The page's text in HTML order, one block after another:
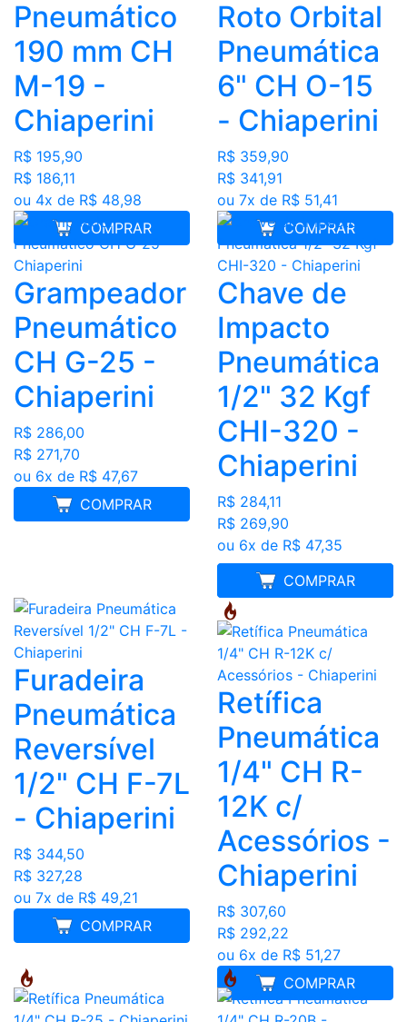
Pneumático
190 mm CH
M-19 -
Chiaperini
R$ 195,90
R$ 186,11
ou 4x de R$ 48,98
COMPRAR
Roto Orbital
Pneumática
6" CH O-15
- Chiaperini
R$ 359,90
R$ 341,91
ou 7x de R$ 51,41
COMPRAR
Grampeador
Pneumático
CH G-25 -
Chiaperini
R$ 286,00
R$ 271,70
ou 6x de R$ 47,67
COMPRAR
Chave de
Impacto
Pneumática
1/2" 32 Kgf
CHI-320 -
Chiaperini
R$ 284,11
R$ 269,90
ou 6x de R$ 47,35
COMPRAR
MELHOR PREÇO
Furadeira
Pneumática
Reversível
1/2" CH F-7L
- Chiaperini
R$ 344,50
R$ 327,28
ou 7x de R$ 49,21
COMPRAR
Retífica
Pneumática
1/4" CH R-
12K c/
Acessórios -
Chiaperini
R$ 307,60
R$ 292,22
ou 6x de R$ 51,27
COMPRAR